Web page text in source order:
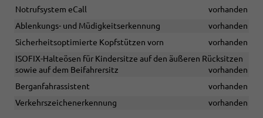
Notrufsystem eCall
vorhanden
Ablenkungs- und Müdigkeitserkennung
vorhanden
Sicherheitsoptimierte Kopfstützen vorn
vorhanden
ISOFIX-Halteösen für Kindersitze auf den äußeren Rücksitzen
sowie auf dem Beifahrersitz
vorhanden
Berganfahrassistent
vorhanden
Verkehrszeichenerkennung
vorhanden